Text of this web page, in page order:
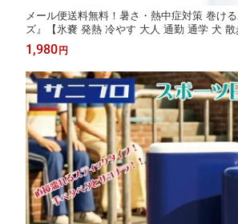
メール便送料無料！暑さ・熱中症対策 巻け
ズ』【氷嚢 発熱 冷やす 大人 通勤 通学 犬
外 アイシング 防災 シンプル クール 夏 冬 ひ
夏 真夏 節電 アウトドア スポーツ観戦 キャ
カー】
1,980 円